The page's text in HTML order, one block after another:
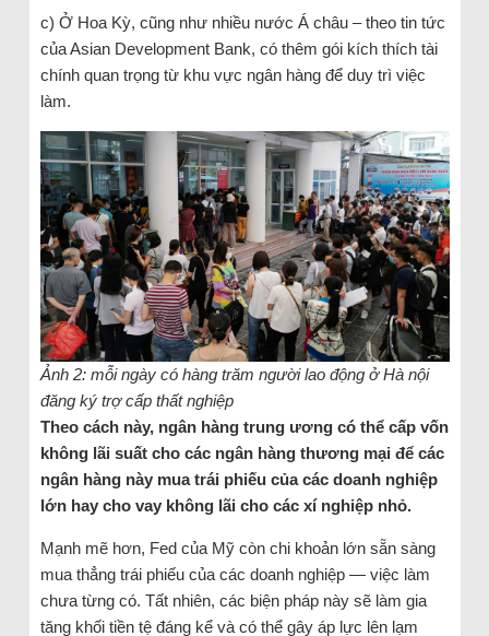
c) Ở Hoa Kỳ, cũng như nhiều nước Á châu – theo tin tức
của Asian Development Bank, có thêm gói kích thích tài
chính quan trọng từ khu vực ngân hàng để duy trì việc
làm.
Ảnh 2: mỗi ngày có hàng trăm người lao động ở Hà nội
đăng ký trợ cấp thất nghiệp
Theo cách này, ngân hàng trung ương có thể cấp vốn
không lãi suất cho các ngân hàng thương mại để các
ngân hàng này mua trái phiếu của các doanh nghiệp
lớn hay cho vay không lãi cho các xí nghiệp nhỏ.
Mạnh mẽ hơn, Fed của Mỹ còn chi khoản lớn sẵn sàng
mua thẳng trái phiếu của các doanh nghiệp — việc làm
chưa từng có. Tất nhiên, các biện pháp này sẽ làm gia
tăng khối tiền tệ đáng kể và có thể gây áp lực lên lạm